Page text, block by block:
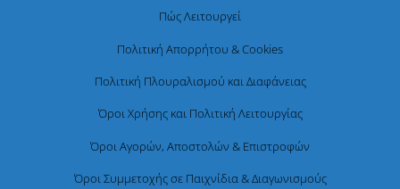
Πώς Λειτουργεί
Πολιτική Απορρήτου & Cookies
Πολιτική Πλουραλισμού και Διαφάνειας
Όροι Χρήσης και Πολιτική Λειτουργίας
Όροι Αγορών, Αποστολών & Επιστροφών
Όροι Συμμετοχής σε Παιχνίδια & Διαγωνισμούς